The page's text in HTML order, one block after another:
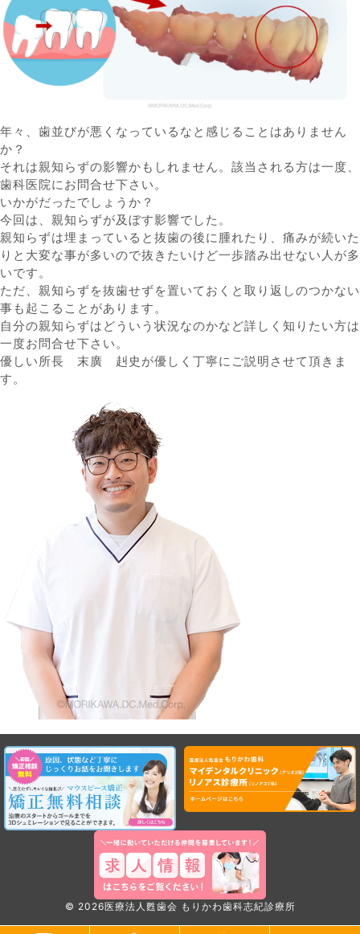
年々、歯並びが悪くなっているなと感じることはありません
か？
それは親知らずの影響かもしれません。該当される方は一度、
歯科医院にお問合せ下さい。
いかがだったでしょうか？
今回は、親知らずが及ぼす影響でした。
親知らずは埋まっていると抜歯の後に腫れたり、痛みが続いた
りと大変な事が多いので抜きたいけど一歩踏み出せない人が多
いです。
ただ、親知らずを抜歯せずを置いておくと取り返しのつかない
事も起こることがあります。
自分の親知らずはどういう状況なのかなど詳しく知りたい方は
一度お問合せ下さい。
優しい所長 末廣 赳史が優しく丁寧にご説明させて頂きま
す。
© 2026医療法人甦歯会 もりかわ歯科志紀診療所